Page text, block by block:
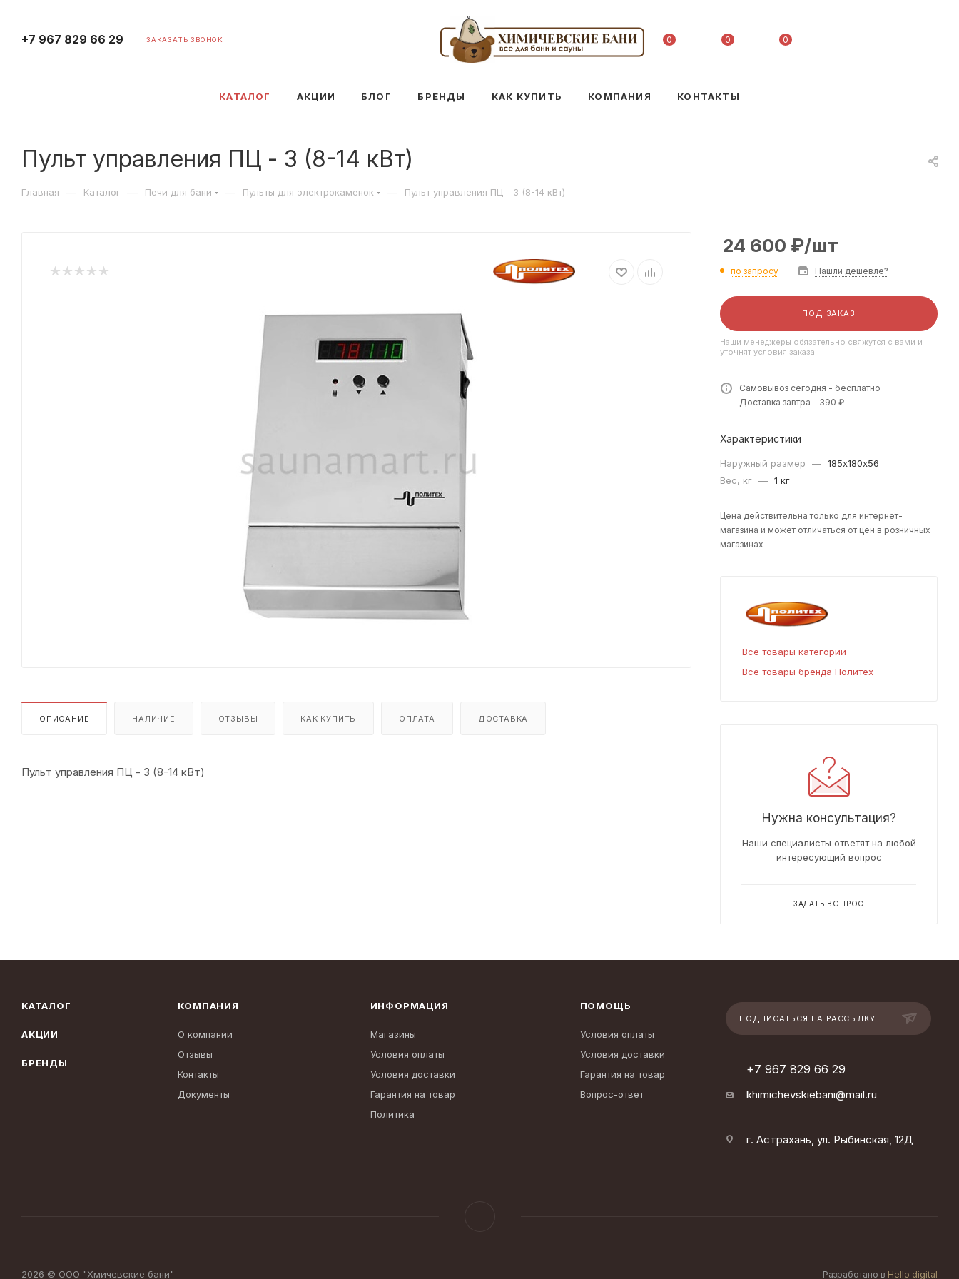
+7 967 829 66 29 ЗАКАЗАТЬ ЗВОНОК 0 0 0
КАТАЛОГ АКЦИИ БЛОГ БРЕНДЫ КАК КУПИТЬ КОМПАНИЯ КОНТАКТЫ
Пульт управления ПЦ - 3 (8-14 кВт)
Главная — Каталог — Печи для бани — Пульты для электрокаменок — Пульт управления ПЦ - 3 (8-14 кВт)
ОПИСАНИЕ НАЛИЧИЕ ОТЗЫВЫ КАК КУПИТЬ ОПЛАТА ДОСТАВКА
Пульт управления ПЦ - 3 (8-14 кВт)
24 600 ₽/шт
по запросу Нашли дешевле?
ПОД ЗАКАЗ
Наши менеджеры обязательно свяжутся с вами и
уточнят условия заказа
Самовывоз сегодня - бесплатно
Доставка завтра - 390 ₽
Характеристики
Наружный размер — 185х180х56
Вес, кг — 1 кг
Цена действительна только для интернет-
магазина и может отличаться от цен в розничных
магазинах
Все товары категории
Все товары бренда Политех
Нужна консультация?
Наши специалисты ответят на любой
интересующий вопрос
ЗАДАТЬ ВОПРОС
КАТАЛОГ
АКЦИИ
БРЕНДЫ
КОМПАНИЯ
О компании
Отзывы
Контакты
Документы
ИНФОРМАЦИЯ
Магазины
Условия оплаты
Условия доставки
Гарантия на товар
Политика
ПОМОЩЬ
Условия оплаты
Условия доставки
Гарантия на товар
Вопрос-ответ
ПОДПИСАТЬСЯ НА РАССЫЛКУ
+7 967 829 66 29
khimichevskiebani@mail.ru
г. Астрахань, ул. Рыбинская, 12Д
2026 © ООО "Хмичевские бани" Разработано в Hello digital